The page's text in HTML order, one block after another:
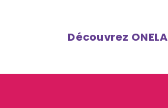
Découvrez ONELA